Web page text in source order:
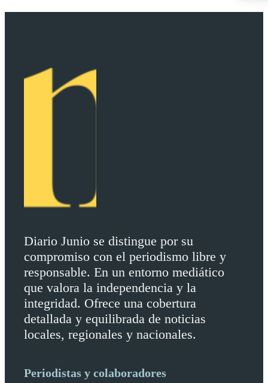
Diario Junio se distingue por su
compromiso con el periodismo libre y
responsable. En un entorno mediático
que valora la independencia y la
integridad. Ofrece una cobertura
detallada y equilibrada de noticias
locales, regionales y nacionales.
Periodistas y colaboradores